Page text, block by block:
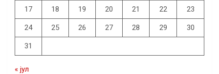
17 18 19 20 21 22 23
24 25 26 27 28 29 30
31
« јул